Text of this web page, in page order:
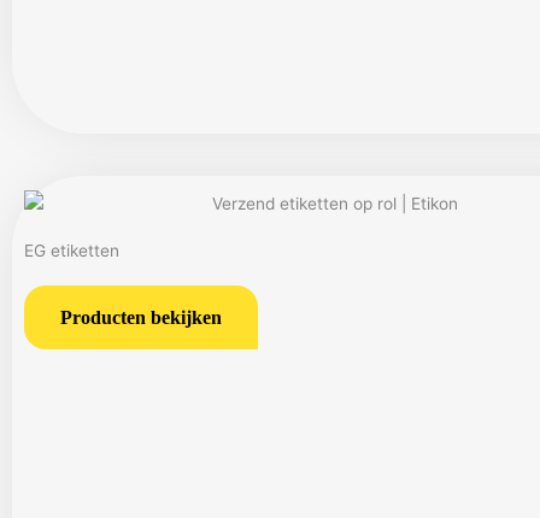
EG etiketten
Producten bekijken